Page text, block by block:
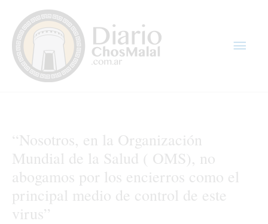
contenido
“Nosotros, en la Organización
Mundial de la Salud ( OMS), no
abogamos por los encierros como el
principal medio de control de este
virus”